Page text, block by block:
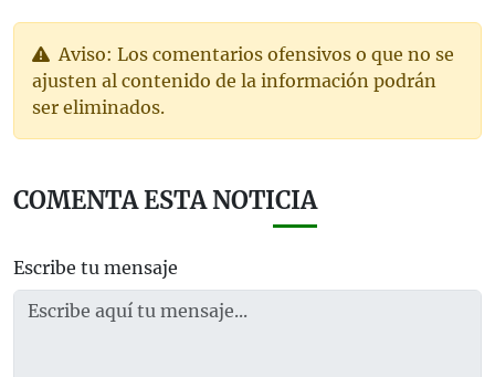
Aviso: Los comentarios ofensivos o que no se
ajusten al contenido de la información podrán
ser eliminados.
COMENTA ESTA NOTICIA
Escribe tu mensaje